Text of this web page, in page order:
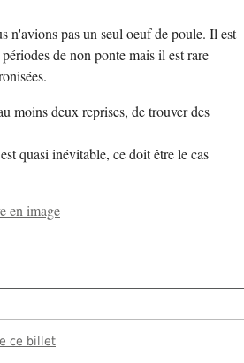
n'avions pas un seul oeuf de poule. Il est
de non ponte mais il est rare
moins deux reprises, de trouver des
quasi inévitable, ce doit être le cas
en image
ce billet